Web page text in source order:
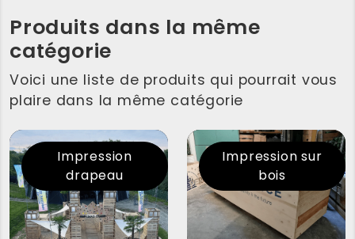
Produits dans la même
catégorie
Voici une liste de produits qui pourrait vous
plaire dans la même catégorie
Impression
drapeau
Impression sur
bois